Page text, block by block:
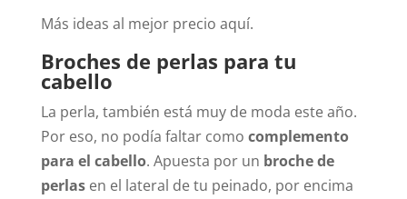
Más ideas al mejor precio aquí.
Broches de perlas para tu
cabello
La perla, también está muy de moda este año.
Por eso, no podía faltar como complemento
para el cabello. Apuesta por un broche de
perlasen el lateral de tu peinado, por encima